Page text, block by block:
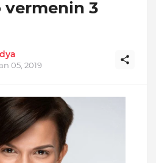
vermenin 3
05, 2019